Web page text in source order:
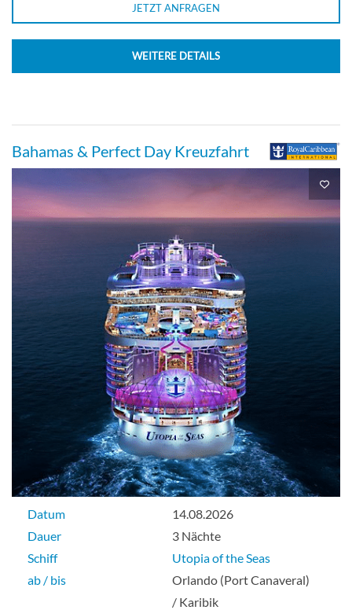
JETZT ANFRAGEN
WEITERE DETAILS
Bahamas & Perfect Day Kreuzfahrt
Datum
14.08.2026
Dauer
3 Nächte
Schiff
Utopia of the Seas
ab / bis
Orlando (Port Canaveral)
/ Karibik